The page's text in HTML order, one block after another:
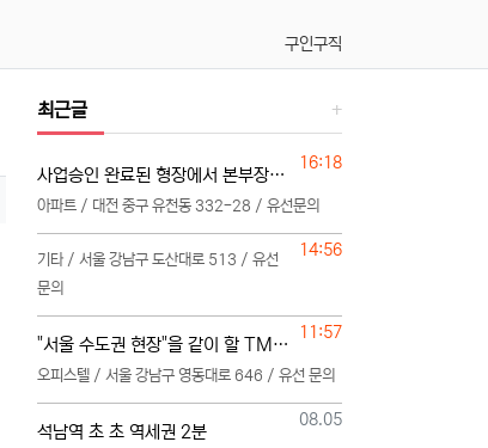
구인구직
최근글
등록일
16:18
사업승인 완료된 형장에서 본부장님 모십니다
아파트 / 대전 중구 유천동 332-28 / 유선문의
등록일
14:56
기타 / 서울 강남구 도산대로 513 / 유선
문의
등록일
11:57
"서울 수도권 현장"을 같이 할 TM 단독 단일 영업본부 팀 선착순 모집
오피스텔 / 서울 강남구 영동대로 646 / 유선 문의
등록일
08.05
석남역 초 초 역세권 2분